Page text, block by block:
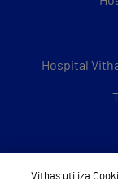
Hospital
Vithas utiliza